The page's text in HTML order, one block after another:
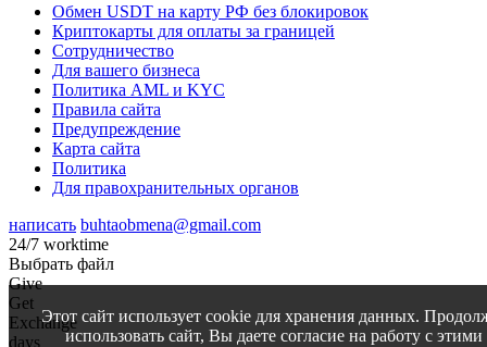
Обмен USDT на карту РФ без блокировок
Криптокарты для оплаты за границей
Сотрудничество
Для вашего бизнеса
Политика AML и KYC
Правила сайта
Предупреждение
Карта сайта
Политика
Для правохранительных органов
написать buhtaobmena@gmail.com
24/7 worktime
Выбрать файл
Give
Get
Exchange
days
Этот сайт использует cookie для хранения данных.
использовать сайт, Вы даете согласие на работу с этими